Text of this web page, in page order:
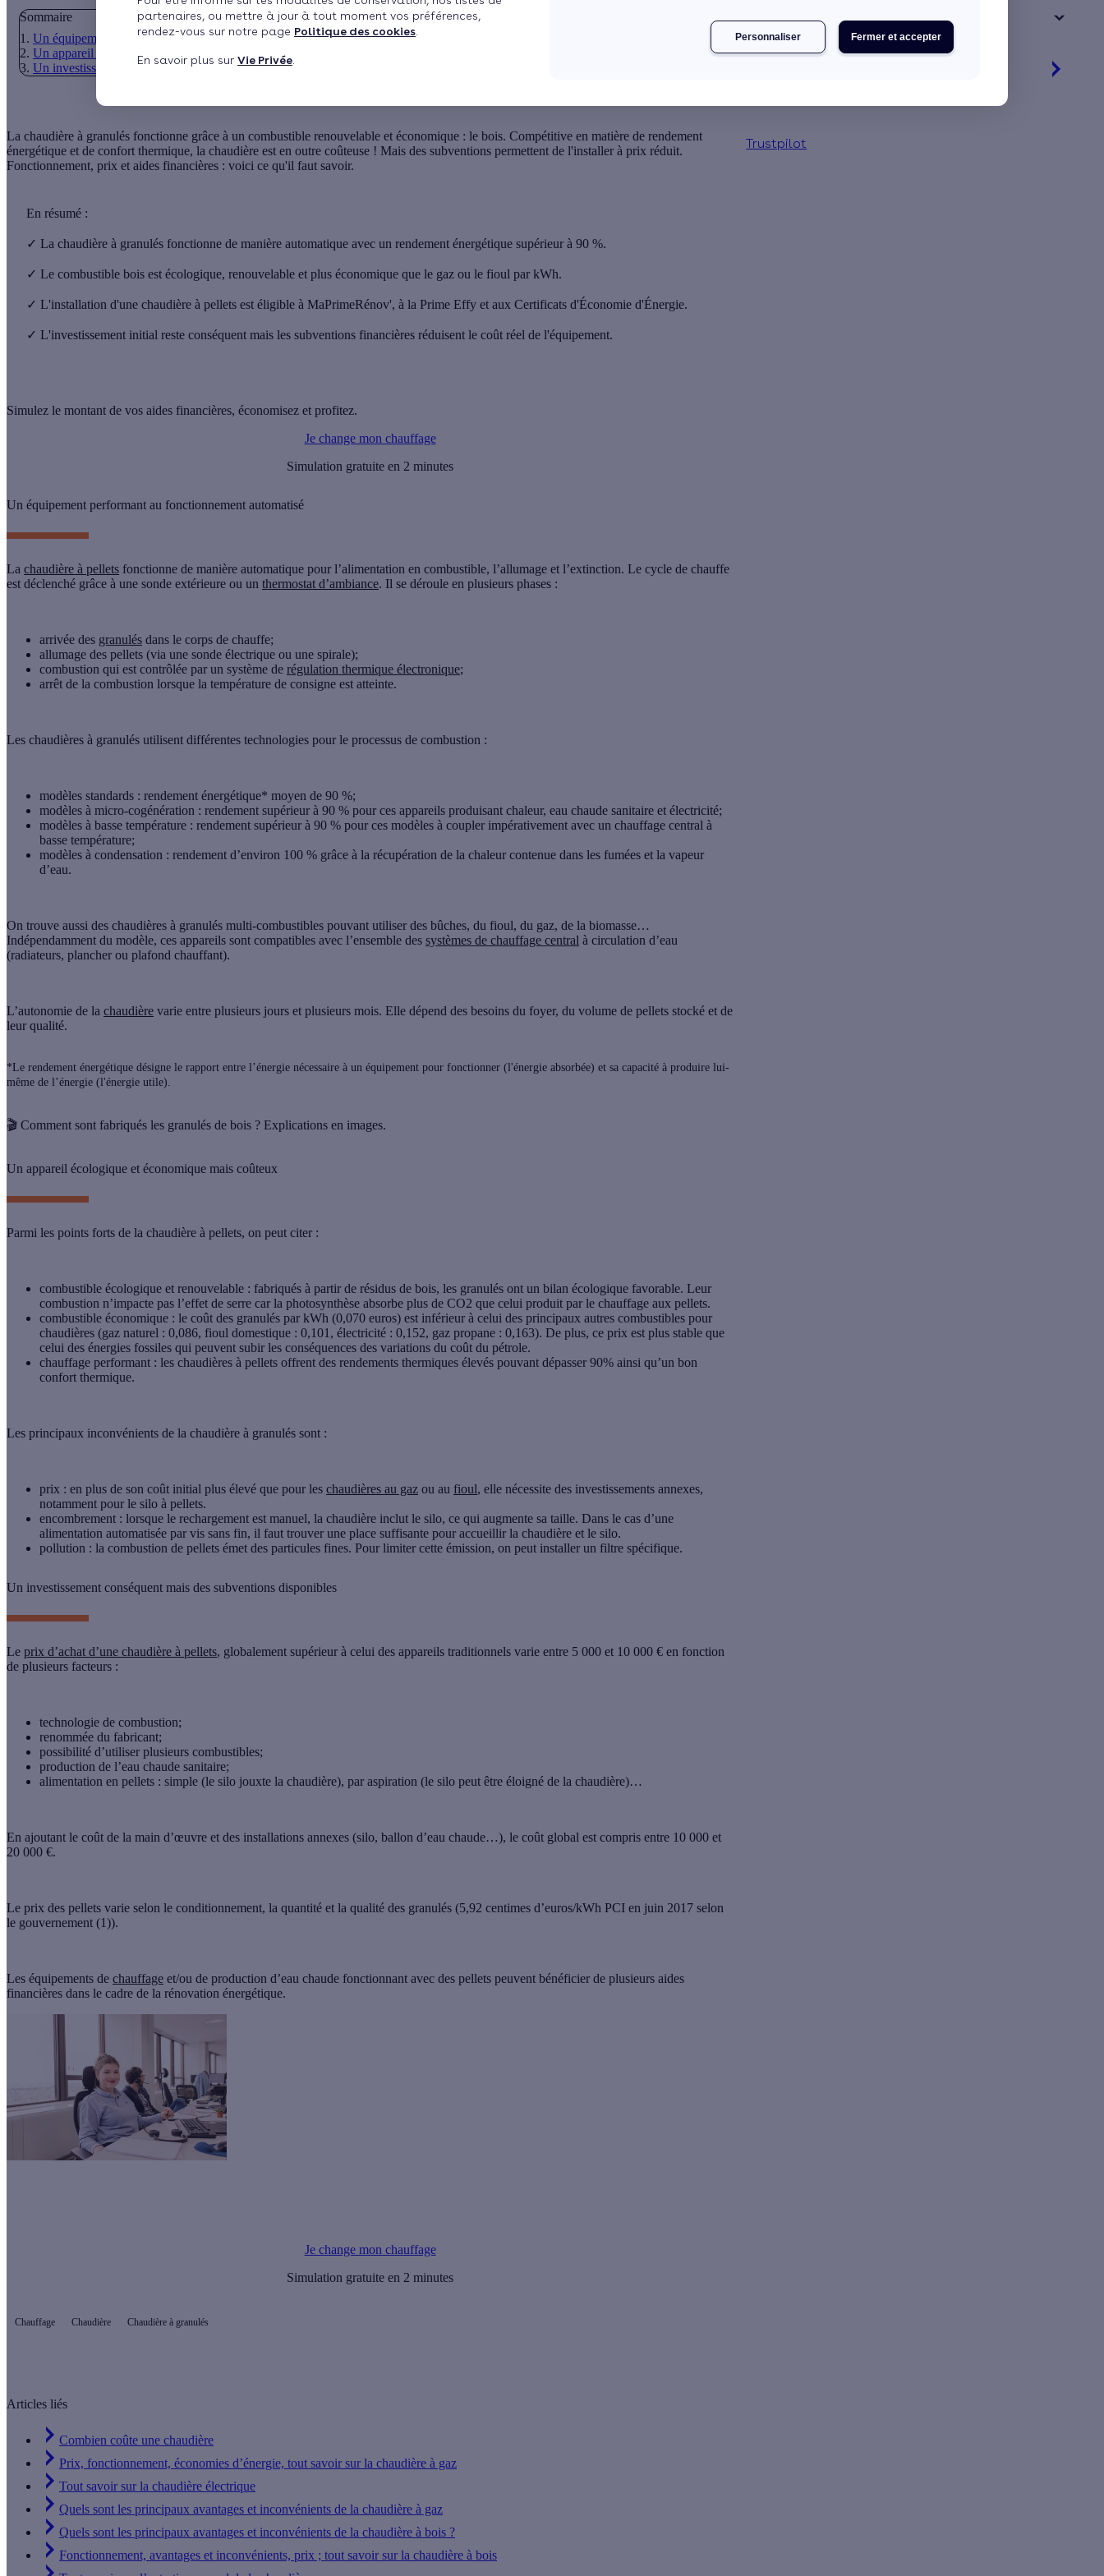
partenaires, ou mettre à jour à tout moment vos préférences,
rendez-vous sur notre page Politique des cookies
En savoir plus sur Vie Privée
Fermer et accepter
Personnaliser
Sommaire
Un équipement performant au fonctionnement automatisé
Un appareil écologique et économique mais coûteux
Un investissement conséquent mais des subventions disponibles
La chaudière à granulés fonctionne grâce à un combustible renouvelable et économique : le bois. Compétitive en matière de rendement
énergétique et de confort thermique, la chaudière est en outre coûteuse ! Mais des subventions permettent de l'installer à prix réduit.
Fonctionnement, prix et aides financières : voici ce qu'il faut savoir.
En résumé :
✓ La chaudière à granulés fonctionne de manière automatique avec un rendement énergétique supérieur à 90 %.
✓ Le combustible bois est écologique, renouvelable et plus économique que le gaz ou le fioul par kWh.
✓ L'installation d'une chaudière à pellets est éligible à MaPrimeRénov', à la Prime Effy et aux Certificats d'Économie d'Énergie.
✓ L'investissement initial reste conséquent mais les subventions financières réduisent le coût réel de l'équipement.
Simulez le montant de vos aides financières, économisez et profitez.
Je change mon chauffage
Simulation gratuite en 2 minutes
Un équipement performant au fonctionnement automatisé
La chaudière à pellets fonctionne de manière automatique pour l’alimentation en combustible, l’allumage et l’extinction. Le cycle de chauffe
est déclenché grâce à une sonde extérieure ou un thermostat d’ambiance. Il se déroule en plusieurs phases :
arrivée des granulés dans le corps de chauffe;
allumage des pellets (via une sonde électrique ou une spirale);
combustion qui est contrôlée par un système de régulation thermique électronique;
arrêt de la combustion lorsque la température de consigne est atteinte.
Les chaudières à granulés utilisent différentes technologies pour le processus de combustion :
modèles standards : rendement énergétique* moyen de 90 %;
modèles à micro-cogénération : rendement supérieur à 90 % pour ces appareils produisant chaleur, eau chaude sanitaire et électricité;
modèles à basse température : rendement supérieur à 90 % pour ces modèles à coupler impérativement avec un chauffage central à
basse température;
modèles à condensation : rendement d’environ 100 % grâce à la récupération de la chaleur contenue dans les fumées et la vapeur
d’eau.
On trouve aussi des chaudières à granulés multi-combustibles pouvant utiliser des bûches, du fioul, du gaz, de la biomasse…
Indépendamment du modèle, ces appareils sont compatibles avec l’ensemble des systèmes de chauffage central à circulation d’eau
(radiateurs, plancher ou plafond chauffant).
L’autonomie de la chaudière varie entre plusieurs jours et plusieurs mois. Elle dépend des besoins du foyer, du volume de pellets stocké et de
leur qualité.
*Le rendement énergétique désigne le rapport entre l’énergie nécessaire à un équipement pour fonctionner (l'énergie absorbée) et sa capacité à produire lui-
même de l’énergie (l'énergie utile).
🎬 Comment sont fabriqués les granulés de bois ? Explications en images.
Un appareil écologique et économique mais coûteux
Parmi les points forts de la chaudière à pellets, on peut citer :
combustible écologique et renouvelable : fabriqués à partir de résidus de bois, les granulés ont un bilan écologique favorable. Leur
combustion n’impacte pas l’effet de serre car la photosynthèse absorbe plus de CO2 que celui produit par le chauffage aux pellets.
combustible économique : le coût des granulés par kWh (0,070 euros) est inférieur à celui des principaux autres combustibles pour
chaudières (gaz naturel : 0,086, fioul domestique : 0,101, électricité : 0,152, gaz propane : 0,163). De plus, ce prix est plus stable que
celui des énergies fossiles qui peuvent subir les conséquences des variations du coût du pétrole.
chauffage performant : les chaudières à pellets offrent des rendements thermiques élevés pouvant dépasser 90% ainsi qu’un bon
confort thermique.
Les principaux inconvénients de la chaudière à granulés sont :
prix : en plus de son coût initial plus élevé que pour les chaudières au gaz ou au fioul, elle nécessite des investissements annexes,
notamment pour le silo à pellets.
encombrement : lorsque le rechargement est manuel, la chaudière inclut le silo, ce qui augmente sa taille. Dans le cas d’une
alimentation automatisée par vis sans fin, il faut trouver une place suffisante pour accueillir la chaudière et le silo.
pollution : la combustion de pellets émet des particules fines. Pour limiter cette émission, on peut installer un filtre spécifique.
Un investissement conséquent mais des subventions disponibles
Le prix d’achat d’une chaudière à pellets, globalement supérieur à celui des appareils traditionnels varie entre 5 000 et 10 000 € en fonction
de plusieurs facteurs :
technologie de combustion;
renommée du fabricant;
possibilité d’utiliser plusieurs combustibles;
production de l’eau chaude sanitaire;
alimentation en pellets : simple (le silo jouxte la chaudière), par aspiration (le silo peut être éloigné de la chaudière)…
En ajoutant le coût de la main d’œuvre et des installations annexes (silo, ballon d’eau chaude…), le coût global est compris entre 10 000 et
20 000 €.
Le prix des pellets varie selon le conditionnement, la quantité et la qualité des granulés (5,92 centimes d’euros/kWh PCI en juin 2017 selon
le gouvernement (1)).
Les équipements de chauffage et/ou de production d’eau chaude fonctionnant avec des pellets peuvent bénéficier de plusieurs aides
financières dans le cadre de la rénovation énergétique.
Je change mon chauffage
Simulation gratuite en 2 minutes
Chauffage Chaudière Chaudière à granulés
+ de 15 ans
Trustpilot
Articles liés
Combien coûte une chaudière
Prix, fonctionnement, économies d’énergie, tout savoir sur la chaudière à gaz
Tout savoir sur la chaudière électrique
Quels sont les principaux avantages et inconvénients de la chaudière à gaz
Quels sont les principaux avantages et inconvénients de la chaudière à bois ?
Fonctionnement, avantages et inconvénients, prix ; tout savoir sur la chaudière à bois